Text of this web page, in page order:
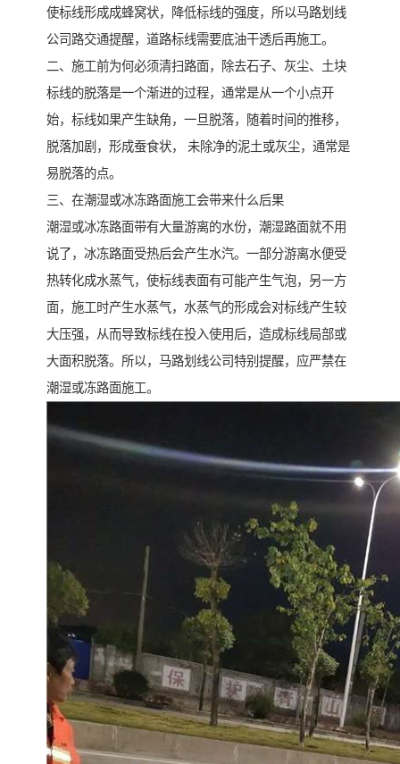
使标线形成成蜂窝状，降低标线的强度，所以马路划线
公司路交通提醒，道路标线需要底油干透后再施工。
二、施工前为何必须清扫路面，除去石子、灰尘、土块
标线的脱落是一个渐进的过程，通常是从一个小点开
始，标线如果产生缺角，一旦脱落，随着时间的推移，
脱落加剧，形成蚕食状， 未除净的泥土或灰尘，通常是
易脱落的点。
三、在潮湿或冰冻路面施工会带来什么后果
潮湿或冰冻路面带有大量游离的水份，潮湿路面就不用
说了，冰冻路面受热后会产生水汽。一部分游离水便受
热转化成水蒸气，使标线表面有可能产生气泡，另一方
面，施工时产生水蒸气，水蒸气的形成会对标线产生较
大压强，从而导致标线在投入使用后，造成标线局部或
大面积脱落。所以，马路划线公司特别提醒，应严禁在
潮湿或冻路面施工。